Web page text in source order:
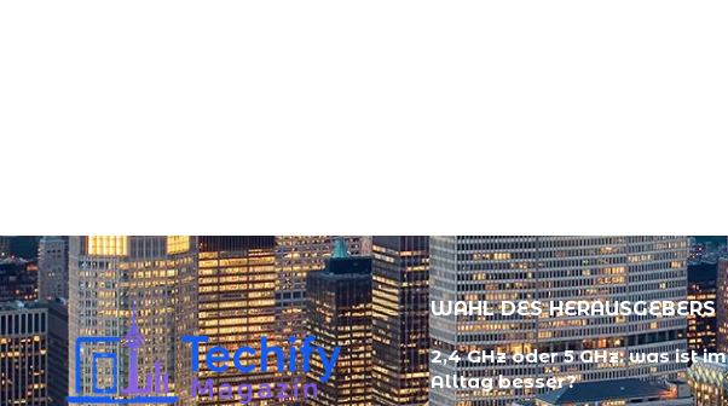
WAHL DES HERAUSGEBERS
2,4 GHz oder 5 GHz: was ist im
Alltag besser?